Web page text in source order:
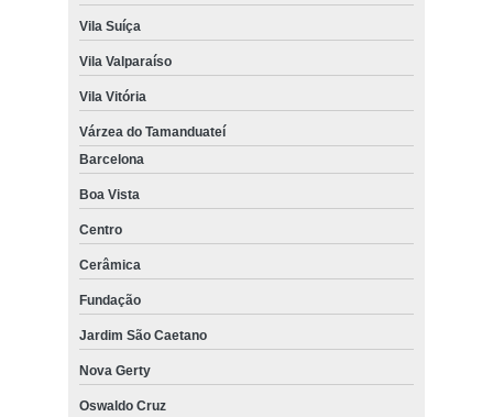
Vila Suíça
Vila Valparaíso
Vila Vitória
Várzea do Tamanduateí
Barcelona
Boa Vista
Centro
Cerâmica
Fundação
Jardim São Caetano
Nova Gerty
Oswaldo Cruz